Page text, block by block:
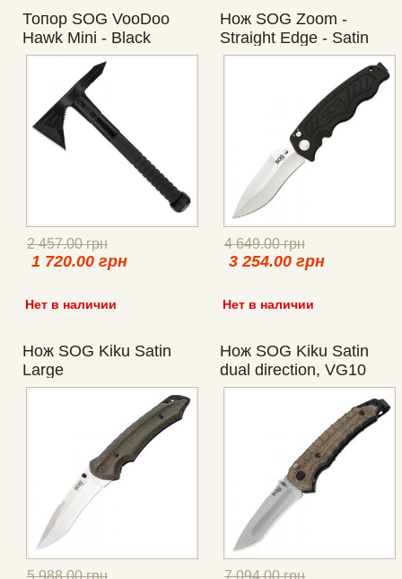
Топор SOG VooDoo
Hawk Mini - Black
2 457.00 грн
1 720.00 грн
Нет в наличии
Нож SOG Zoom -
Straight Edge - Satin
4 649.00 грн
3 254.00 грн
Нет в наличии
Нож SOG Kiku Satin
Large
5 988.00 грн
Нож SOG Kiku Satin
dual direction, VG10
7 094.00 грн